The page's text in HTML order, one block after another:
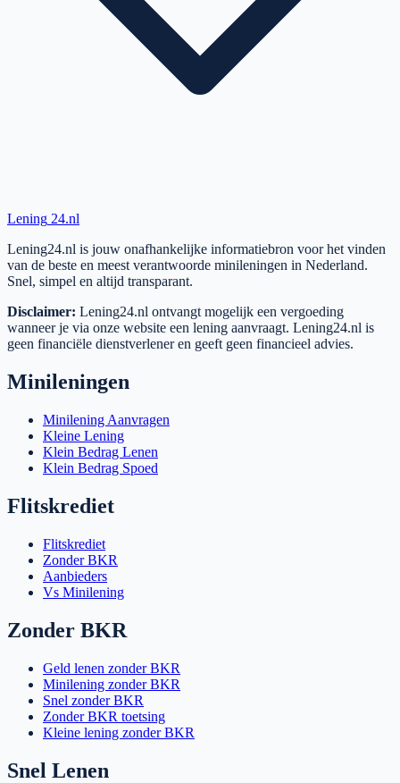
Lening 24.nl
Lening24.nl is jouw onafhankelijke informatiebron voor het vinden
van de beste en meest verantwoorde minileningen in Nederland.
Snel, simpel en altijd transparant.
Disclaimer: Lening24.nl ontvangt mogelijk een vergoeding
wanneer je via onze website een lening aanvraagt. Lening24.nl is
geen financiële dienstverlener en geeft geen financieel advies.
Minileningen
Minilening Aanvragen
Kleine Lening
Klein Bedrag Lenen
Klein Bedrag Spoed
Flitskrediet
Flitskrediet
Zonder BKR
Aanbieders
Vs Minilening
Zonder BKR
Geld lenen zonder BKR
Minilening zonder BKR
Snel zonder BKR
Zonder BKR toetsing
Kleine lening zonder BKR
Snel Lenen